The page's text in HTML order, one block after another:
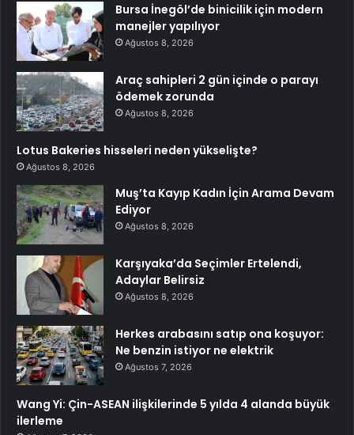
Bursa İnegöl’de binicilik için modern
manejler yapılıyor
Ağustos 8, 2026
Araç sahipleri 2 gün içinde o parayı
ödemek zorunda
Ağustos 8, 2026
Lotus Bakeries hisseleri neden yükselişte?
Ağustos 8, 2026
Muş’ta Kayıp Kadın İçin Arama Devam
Ediyor
Ağustos 8, 2026
Karşıyaka’da Seçimler Ertelendi,
Adaylar Belirsiz
Ağustos 8, 2026
Herkes arabasını satıp ona koşuyor:
Ne benzin istiyor ne elektrik
Ağustos 7, 2026
Wang Yi: Çin-ASEAN ilişkilerinde 5 yılda 4 alanda büyük
ilerleme